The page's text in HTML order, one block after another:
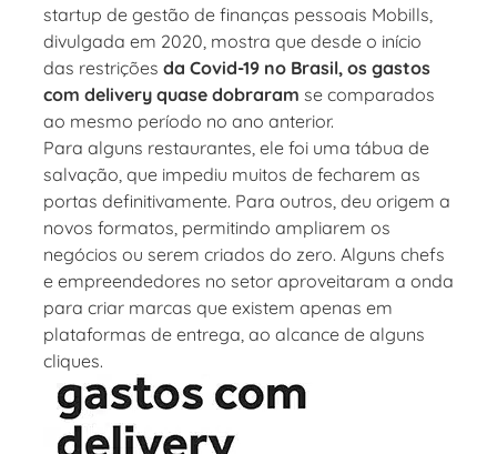
startup de gestão de finanças pessoais Mobills,
divulgada em 2020, mostra que desde o início
das restrições da Covid-19 no Brasil, os gastos
com delivery quase dobraram se comparados
ao mesmo período no ano anterior.
Para alguns restaurantes, ele foi uma tábua de
salvação, que impediu muitos de fecharem as
portas definitivamente. Para outros, deu origem a
novos formatos, permitindo ampliarem os
negócios ou serem criados do zero. Alguns chefs
e empreendedores no setor aproveitaram a onda
para criar marcas que existem apenas em
plataformas de entrega, ao alcance de alguns
cliques.